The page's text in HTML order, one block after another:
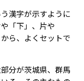
漢字が示すように
「下」、片や
ら、よくセットで
分が茨城県、群馬